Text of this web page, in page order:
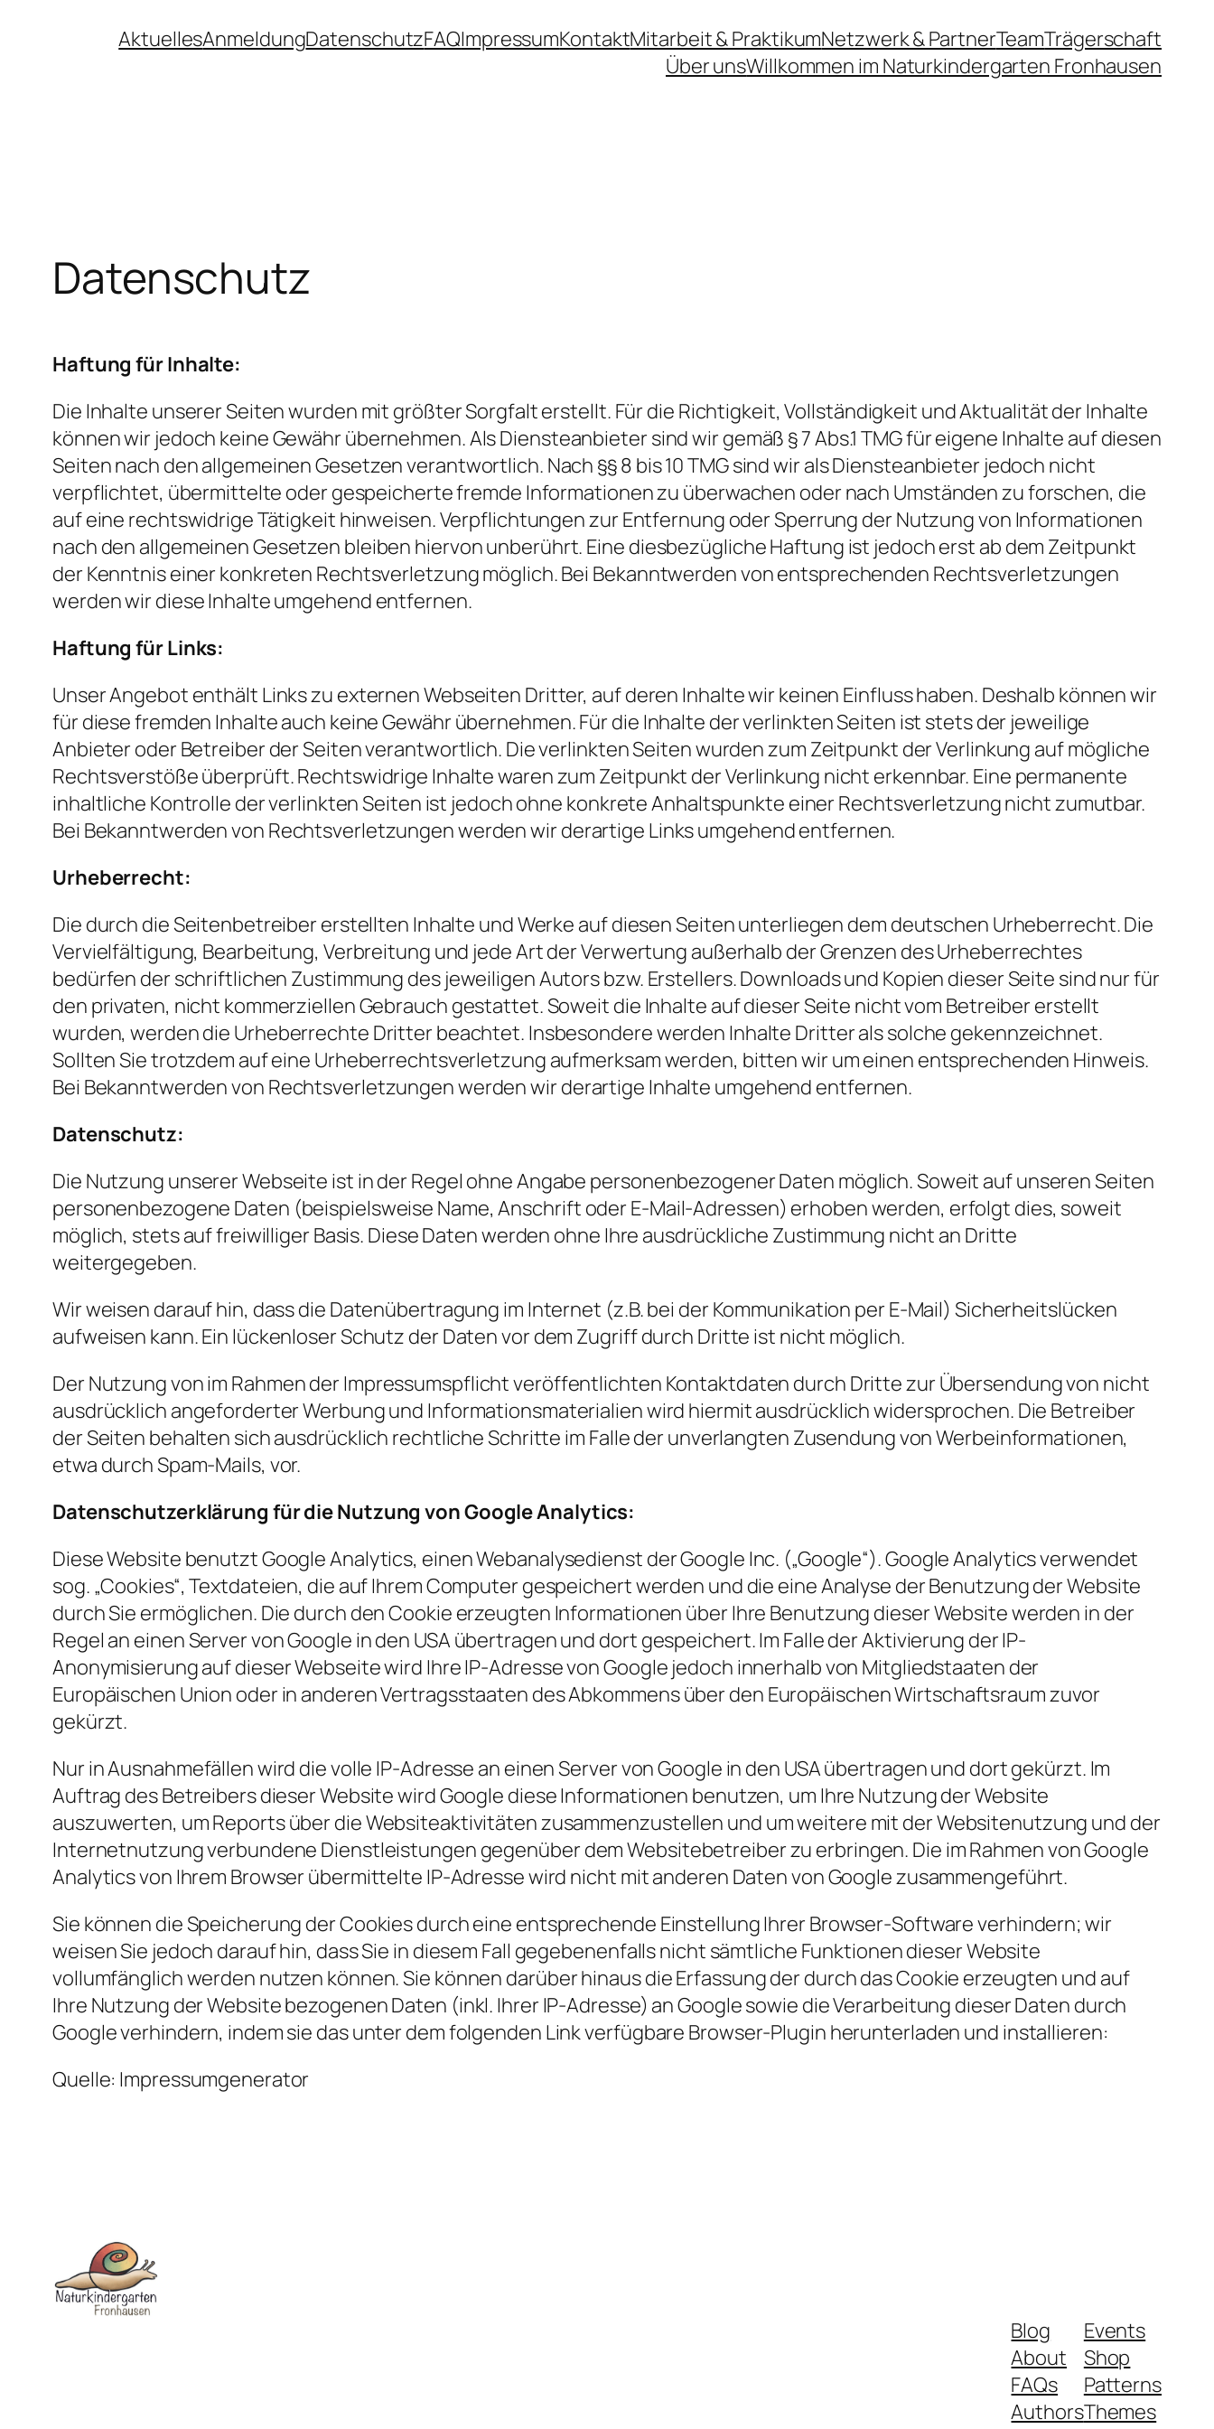
AktuellesAnmeldungDatenschutzFAQImpressumKontaktMitarbeit & PraktikumNetzwerk & PartnerTeamTrägerschaft
Über unsWillkommen im Naturkindergarten Fronhausen
Datenschutz
Haftung für Inhalte:
Die Inhalte unserer Seiten wurden mit größter Sorgfalt erstellt. Für die Richtigkeit, Vollständigkeit und Aktualität der Inhalte
können wir jedoch keine Gewähr übernehmen. Als Diensteanbieter sind wir gemäß § 7 Abs.1 TMG für eigene Inhalte auf diesen
Seiten nach den allgemeinen Gesetzen verantwortlich. Nach §§ 8 bis 10 TMG sind wir als Diensteanbieter jedoch nicht
verpflichtet, übermittelte oder gespeicherte fremde Informationen zu überwachen oder nach Umständen zu forschen, die
auf eine rechtswidrige Tätigkeit hinweisen. Verpflichtungen zur Entfernung oder Sperrung der Nutzung von Informationen
nach den allgemeinen Gesetzen bleiben hiervon unberührt. Eine diesbezügliche Haftung ist jedoch erst ab dem Zeitpunkt
der Kenntnis einer konkreten Rechtsverletzung möglich. Bei Bekanntwerden von entsprechenden Rechtsverletzungen
werden wir diese Inhalte umgehend entfernen.
Haftung für Links:
Unser Angebot enthält Links zu externen Webseiten Dritter, auf deren Inhalte wir keinen Einfluss haben. Deshalb können wir
für diese fremden Inhalte auch keine Gewähr übernehmen. Für die Inhalte der verlinkten Seiten ist stets der jeweilige
Anbieter oder Betreiber der Seiten verantwortlich. Die verlinkten Seiten wurden zum Zeitpunkt der Verlinkung auf mögliche
Rechtsverstöße überprüft. Rechtswidrige Inhalte waren zum Zeitpunkt der Verlinkung nicht erkennbar. Eine permanente
inhaltliche Kontrolle der verlinkten Seiten ist jedoch ohne konkrete Anhaltspunkte einer Rechtsverletzung nicht zumutbar.
Bei Bekanntwerden von Rechtsverletzungen werden wir derartige Links umgehend entfernen.
Urheberrecht:
Die durch die Seitenbetreiber erstellten Inhalte und Werke auf diesen Seiten unterliegen dem deutschen Urheberrecht. Die
Vervielfältigung, Bearbeitung, Verbreitung und jede Art der Verwertung außerhalb der Grenzen des Urheberrechtes
bedürfen der schriftlichen Zustimmung des jeweiligen Autors bzw. Erstellers. Downloads und Kopien dieser Seite sind nur für
den privaten, nicht kommerziellen Gebrauch gestattet. Soweit die Inhalte auf dieser Seite nicht vom Betreiber erstellt
wurden, werden die Urheberrechte Dritter beachtet. Insbesondere werden Inhalte Dritter als solche gekennzeichnet.
Sollten Sie trotzdem auf eine Urheberrechtsverletzung aufmerksam werden, bitten wir um einen entsprechenden Hinweis.
Bei Bekanntwerden von Rechtsverletzungen werden wir derartige Inhalte umgehend entfernen.
Datenschutz:
Die Nutzung unserer Webseite ist in der Regel ohne Angabe personenbezogener Daten möglich. Soweit auf unseren Seiten
personenbezogene Daten (beispielsweise Name, Anschrift oder E-Mail-Adressen) erhoben werden, erfolgt dies, soweit
möglich, stets auf freiwilliger Basis. Diese Daten werden ohne Ihre ausdrückliche Zustimmung nicht an Dritte
weitergegeben.
Wir weisen darauf hin, dass die Datenübertragung im Internet (z.B. bei der Kommunikation per E-Mail) Sicherheitslücken
aufweisen kann. Ein lückenloser Schutz der Daten vor dem Zugriff durch Dritte ist nicht möglich.
Der Nutzung von im Rahmen der Impressumspflicht veröffentlichten Kontaktdaten durch Dritte zur Übersendung von nicht
ausdrücklich angeforderter Werbung und Informationsmaterialien wird hiermit ausdrücklich widersprochen. Die Betreiber
der Seiten behalten sich ausdrücklich rechtliche Schritte im Falle der unverlangten Zusendung von Werbeinformationen,
etwa durch Spam-Mails, vor.
Datenschutzerklärung für die Nutzung von Google Analytics:
Diese Website benutzt Google Analytics, einen Webanalysedienst der Google Inc. („Google“). Google Analytics verwendet
sog. „Cookies“, Textdateien, die auf Ihrem Computer gespeichert werden und die eine Analyse der Benutzung der Website
durch Sie ermöglichen. Die durch den Cookie erzeugten Informationen über Ihre Benutzung dieser Website werden in der
Regel an einen Server von Google in den USA übertragen und dort gespeichert. Im Falle der Aktivierung der IP-
Anonymisierung auf dieser Webseite wird Ihre IP-Adresse von Google jedoch innerhalb von Mitgliedstaaten der
Europäischen Union oder in anderen Vertragsstaaten des Abkommens über den Europäischen Wirtschaftsraum zuvor
gekürzt.
Nur in Ausnahmefällen wird die volle IP-Adresse an einen Server von Google in den USA übertragen und dort gekürzt. Im
Auftrag des Betreibers dieser Website wird Google diese Informationen benutzen, um Ihre Nutzung der Website
auszuwerten, um Reports über die Websiteaktivitäten zusammenzustellen und um weitere mit der Websitenutzung und der
Internetnutzung verbundene Dienstleistungen gegenüber dem Websitebetreiber zu erbringen. Die im Rahmen von Google
Analytics von Ihrem Browser übermittelte IP-Adresse wird nicht mit anderen Daten von Google zusammengeführt.
Sie können die Speicherung der Cookies durch eine entsprechende Einstellung Ihrer Browser-Software verhindern; wir
weisen Sie jedoch darauf hin, dass Sie in diesem Fall gegebenenfalls nicht sämtliche Funktionen dieser Website
vollumfänglich werden nutzen können. Sie können darüber hinaus die Erfassung der durch das Cookie erzeugten und auf
Ihre Nutzung der Website bezogenen Daten (inkl. Ihrer IP-Adresse) an Google sowie die Verarbeitung dieser Daten durch
Google verhindern, indem sie das unter dem folgenden Link verfügbare Browser-Plugin herunterladen und installieren:
Quelle: Impressumgenerator
Blog
About
FAQs
Authors
Events
Shop
Patterns
Themes